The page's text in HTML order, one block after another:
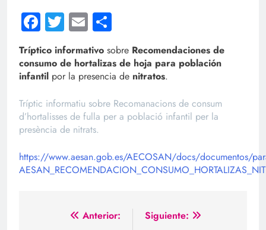
Facebook
Twitter
Email
Tríptico informativo sobre Recomendaciones de
consumo de hortalizas de hoja para población
infantil por la presencia de nitratos.
Tríptic informatiu sobre Recomanacions de consum
d’hortalisses de fulla per a població infantil per la
presència de nitrats.
https://www.aesan.gob.es/AECOSAN/docs/documentos/
Navegación
Anterior:
Siguiente: